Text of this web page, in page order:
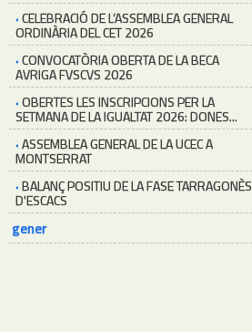
·CELEBRACIÓ DE L’ASSEMBLEA GENERAL
ORDINÀRIA DEL CET 2026
·CONVOCATÒRIA OBERTA DE LA BECA
AVRIGA FVSCVS 2026
·OBERTES LES INSCRIPCIONS PER LA
SETMANA DE LA IGUALTAT 2026: DONES...
·ASSEMBLEA GENERAL DE LA UCEC A
MONTSERRAT
·BALANÇ POSITIU DE LA FASE TARRAGONÈS
D'ESCACS
gener